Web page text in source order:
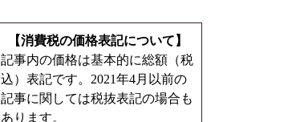
【消費税の価格表記について】
記事内の価格は基本的に総額（税
込）表記です。2021年4月以前の
記事に関しては税抜表記の場合も
あります。